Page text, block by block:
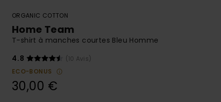
ORGANIC COTTON
Home Team
T-shirt à manches courtes Bleu Homme
4.8
(10 Avis)
ECO-BONUS
30,00 €